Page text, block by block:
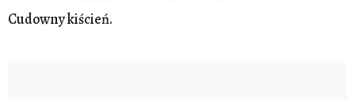
Cudowny kiścień.